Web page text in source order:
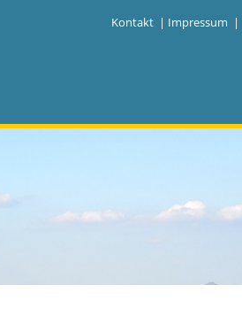
Kontakt | Impressum |